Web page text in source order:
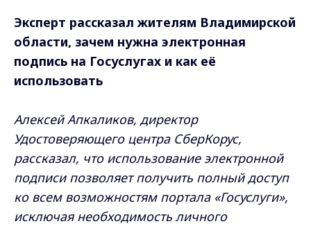
Эксперт рассказал жителям Владимирской
области, зачем нужна электронная
подпись на Госуслугах и как её
использовать
Алексей Апкаликов, директор
Удостоверяющего центра СберКорус,
рассказал, что использование электронной
подписи позволяет получить полный доступ
ко всем возможностям портала «Госуслуги»,
исключая необходимость личного